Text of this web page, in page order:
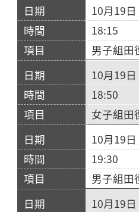
10月19日
18:15
男子組田
10月19日
18:50
女子組田
10月19日
19:30
男子組田
10月19日